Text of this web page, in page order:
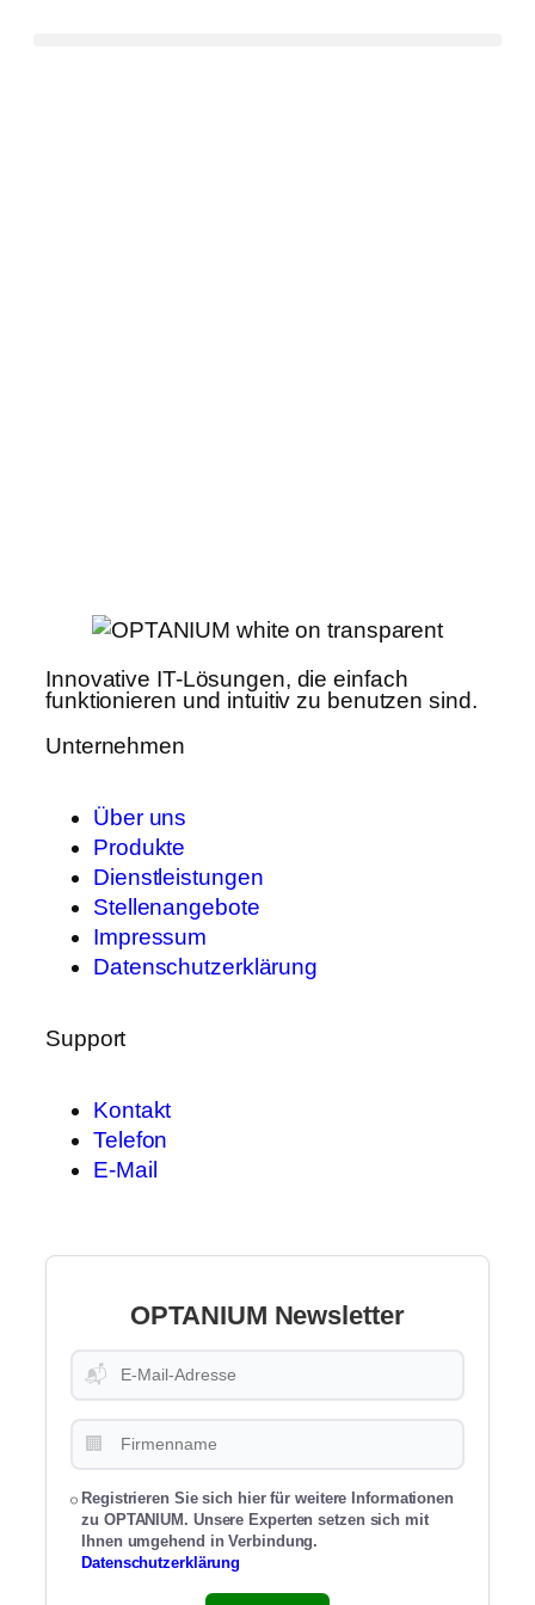
Innovative IT-Lösungen, die einfach
funktionieren und intuitiv zu benutzen sind.
Unternehmen
Über uns
Produkte
Dienstleistungen
Stellenangebote
Impressum
Datenschutzerklärung
Support
Kontakt
Telefon
E-Mail
OPTANIUM Newsletter
📬
🏢
Registrieren Sie sich hier für weitere Informationen
zu OPTANIUM. Unsere Experten setzen sich mit
Ihnen umgehend in Verbindung.
Datenschutzerklärung